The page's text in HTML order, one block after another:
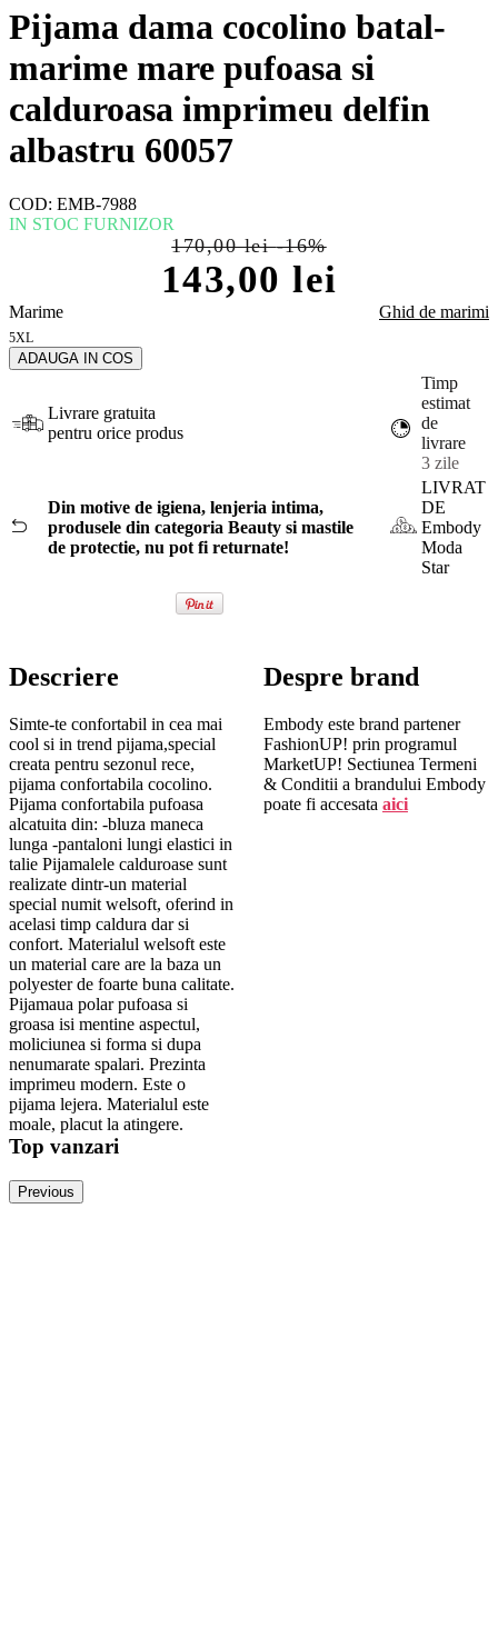
Pijama dama cocolino batal-
marime mare pufoasa si
calduroasa imprimeu delfin
albastru 60057
COD: EMB-7988
IN STOC FURNIZOR
170,00 lei-16%
143,00 lei
Marime Ghid de marimi
5XL
Livrare gratuita
pentru orice produs
Timp
estimat
de
livrare
3 zile
Din motive de igiena, lenjeria intima,
produsele din categoria Beauty si mastile
de protectie, nu pot fi returnate!
LIVRAT
DE
Embody
Moda
Star
Descriere
Simte-te confortabil in cea mai
cool si in trend pijama,special
creata pentru sezonul rece,
pijama confortabila cocolino.
Pijama confortabila pufoasa
alcatuita din: -bluza maneca
lunga -pantaloni lungi elastici in
talie Pijamalele calduroase sunt
realizate dintr-un material
special numit welsoft, oferind in
acelasi timp caldura dar si
confort. Materialul welsoft este
un material care are la baza un
polyester de foarte buna calitate.
Pijamaua polar pufoasa si
groasa isi mentine aspectul,
moliciunea si forma si dupa
nenumarate spalari. Prezinta
imprimeu modern. Este o
pijama lejera. Materialul este
moale, placut la atingere.
Despre brand
Embody este brand partener
FashionUP! prin programul
MarketUP! Sectiunea Termeni
& Conditii a brandului Embody
poate fi accesata aici
Top vanzari
Previous